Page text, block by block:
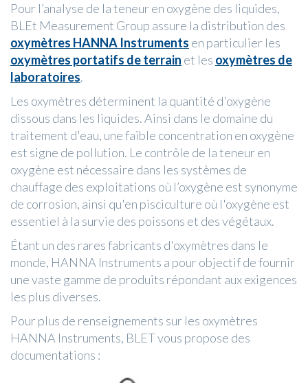
Pour l’analyse de la teneur en oxygène des liquides,
BLEt Measurement Group assure la distribution des
oxymètres HANNA Instruments en particulier les
oxymètres portatifs de terrain et les oxymètres de
laboratoires.
Les oxymètres déterminent la quantité d'oxygène
dissous dans les liquides. Ainsi dans le domaine du
traitement d'eau, une faible concentration en oxygène
est signe de pollution. Le contrôle de la teneur en
oxygène est nécessaire dans les systèmes de
chauffage des exploitations où l’oxygène est synonyme
de corrosion, ainsi qu'en pisciculture où l'oxygène est
essentiel à la survie des poissons et des végétaux.
Étant un des rares fabricants d'oxymètres dans le
monde, HANNA Instruments a pour objectif de fournir
une vaste gamme de produits répondant aux exigences
les plus diverses.
Pour plus de renseignements sur les oxymètres
HANNA Instruments, BLET vous propose des
documentations :